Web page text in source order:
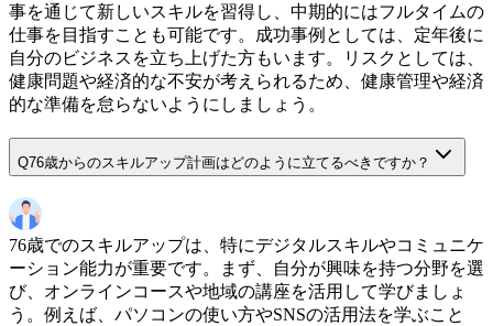
事を通じて新しいスキルを習得し、中期的にはフルタイムの
仕事を目指すことも可能です。成功事例としては、定年後に
自分のビジネスを立ち上げた方もいます。リスクとしては、
健康問題や経済的な不安が考えられるため、健康管理や経済
的な準備を怠らないようにしましょう。
Q76歳からのスキルアップ計画はどのように立てるべきですか？
76歳でのスキルアップは、特にデジタルスキルやコミュニケ
ーション能力が重要です。まず、自分が興味を持つ分野を選
び、オンラインコースや地域の講座を活用して学びましょ
う。例えば、パソコンの使い方やSNSの活用法を学ぶこと